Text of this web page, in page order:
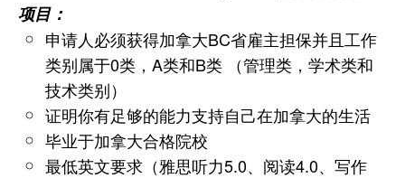
项目：
申请人必须获得加拿大BC省雇主担保并且工作
类别属于0类，A类和B类 （管理类，学术类和
技术类别）
证明你有足够的能力支持自己在加拿大的生活
毕业于加拿大合格院校
最低英文要求（雅思听力5.0、阅读4.0、写作